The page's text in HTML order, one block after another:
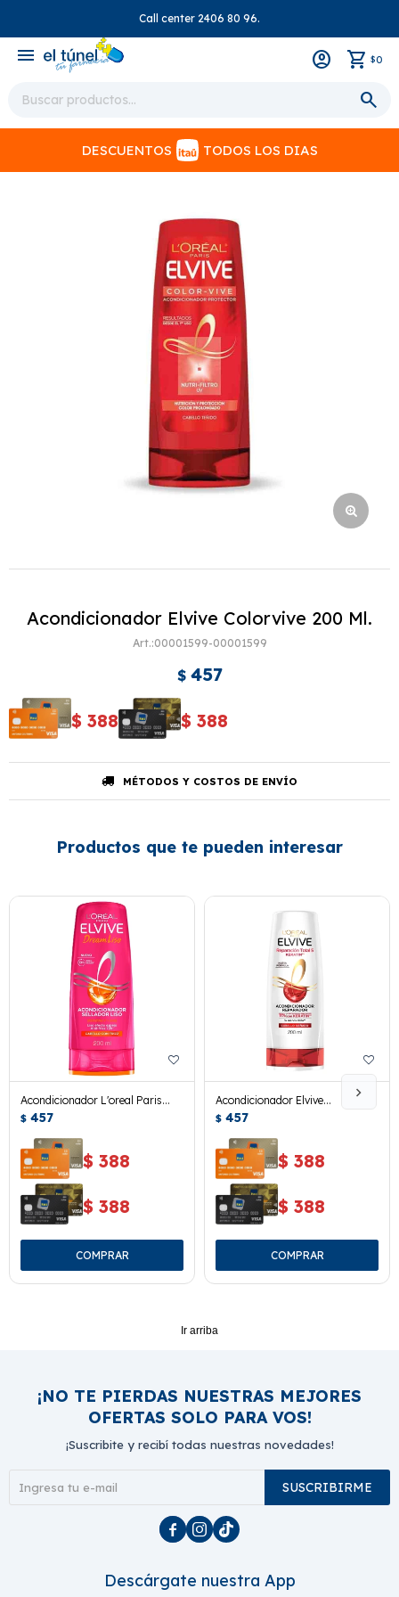
Call center 2406 80 96.
menu $0
DESCUENTOS TODOS LOS DIAS
Acondicionador Elvive Colorvive 200 Ml.
00001599-00001599
$ 457
$ 388 $ 388
MÉTODOS Y COSTOS DE ENVÍO
Productos que te pueden interesar
Acondicionador L'oreal Paris
Elvive Dream Liso 200 Ml.
$ 457
$ 388
$ 388
Acondicionador Elvive
Reparación Total 5 Keratin
$ 457
$ 388
$ 388
Ir arriba
¡NO TE PIERDAS NUESTRAS MEJORES
OFERTAS SOLO PARA VOS!
¡Suscribite y recibí todas nuestras novedades!
SUSCRIBIRME
  
Descárgate nuestra App
close